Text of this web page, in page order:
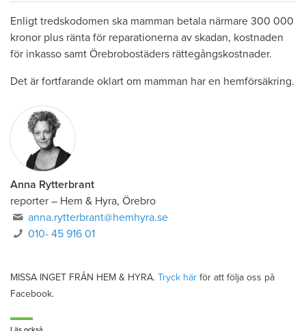
Enligt tredskodomen ska mamman betala närmare 300 000
kronor plus ränta för reparationerna av skadan, kostnaden
för inkasso samt Örebrobostäders rättegångskostnader.
Det är fortfarande oklart om mamman har en hemförsäkring.
Anna Rytterbrant
reporter – Hem & Hyra, Örebro
anna.rytterbrant@hemhyra.se
010- 45 916 01
MISSA INGET FRÅN HEM & HYRA. Tryck här för att följa oss på
Facebook.